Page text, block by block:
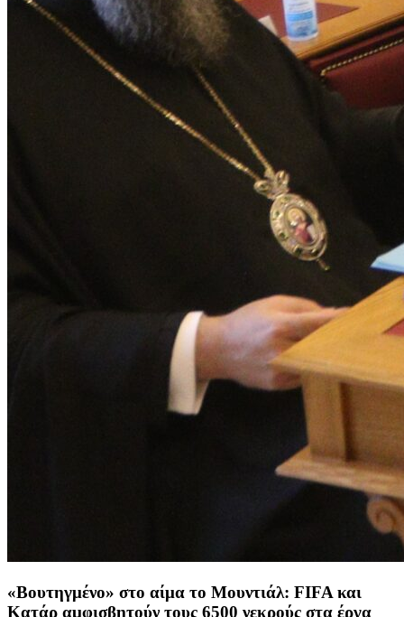
«Βουτηγμένο» στο αίμα το Μουντιάλ: FIFA και
Κατάρ αμφισβητούν τους 6500 νεκρούς στα έργα